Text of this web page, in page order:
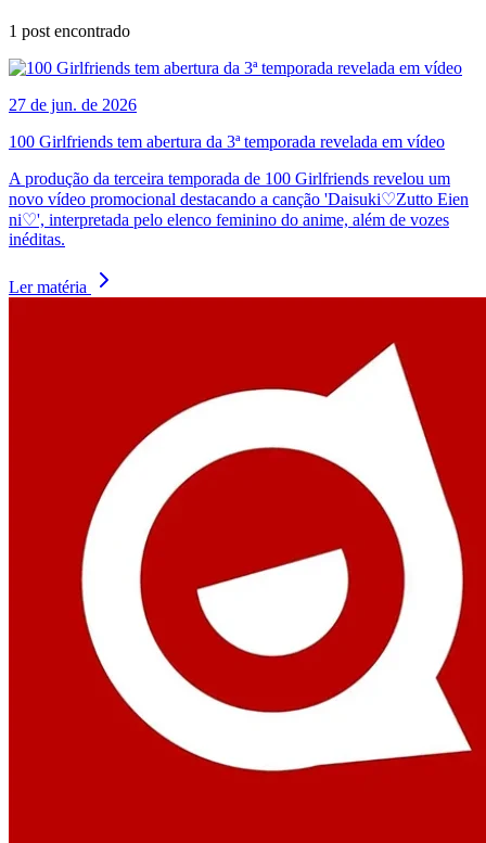
1 post encontrado
27 de jun. de 2026
100 Girlfriends tem abertura da 3ª temporada revelada em vídeo
A produção da terceira temporada de 100 Girlfriends revelou um
novo vídeo promocional destacando a canção 'Daisuki♡Zutto Eien
ni♡', interpretada pelo elenco feminino do anime, além de vozes
inéditas.
Ler matéria